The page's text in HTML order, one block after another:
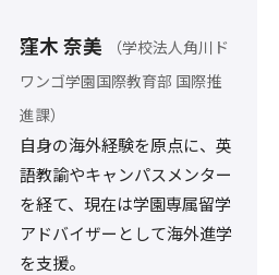
窪木 奈美
（学校法人角川ド
ワンゴ学園国際教育部 国際推
進課）
自身の海外経験を原点に、英
語教諭やキャンパスメンター
を経て、現在は学園専属留学
アドバイザーとして海外進学
を支援。